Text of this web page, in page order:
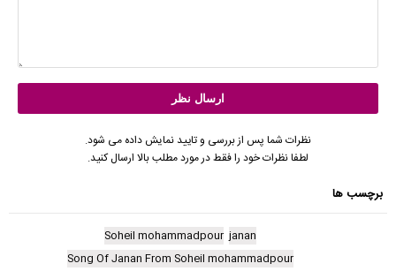
نظرات شما پس از بررسی و تایید نمایش داده می شود.
لطفا نظرات خود را فقط در مورد مطلب بالا ارسال کنید.
برچسب ها
janan
Soheil mohammadpour
Song Of Janan From Soheil mohammadpour